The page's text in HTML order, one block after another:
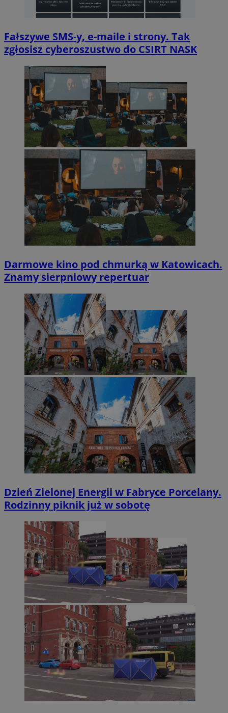
Fałszywe SMS-y, e-maile i strony. Tak
zgłosisz cyberoszustwo do CSIRT NASK
Darmowe kino pod chmurką w Katowicach.
Znamy sierpniowy repertuar
Dzień Zielonej Energii w Fabryce Porcelany.
Rodzinny piknik już w sobotę